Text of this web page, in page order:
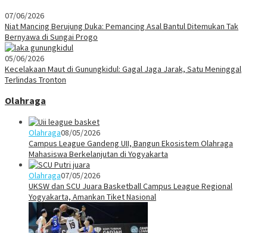
07/06/2026
Niat Mancing Berujung Duka: Pemancing Asal Bantul Ditemukan Tak
Bernyawa di Sungai Progo
05/06/2026
Kecelakaan Maut di Gunungkidul: Gagal Jaga Jarak, Satu Meninggal
Terlindas Tronton
Olahraga
Olahraga08/05/2026
Campus League Gandeng UII, Bangun Ekosistem Olahraga
Mahasiswa Berkelanjutan di Yogyakarta
Olahraga07/05/2026
UKSW dan SCU Juara Basketball Campus League Regional
Yogyakarta, Amankan Tiket Nasional